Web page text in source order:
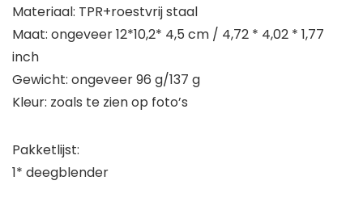
Materiaal: TPR+roestvrij staal
Maat: ongeveer 12*10,2* 4,5 cm / 4,72 * 4,02 * 1,77
inch
Gewicht: ongeveer 96 g/137 g
Kleur: zoals te zien op foto’s
Pakketlijst:
1* deegblender